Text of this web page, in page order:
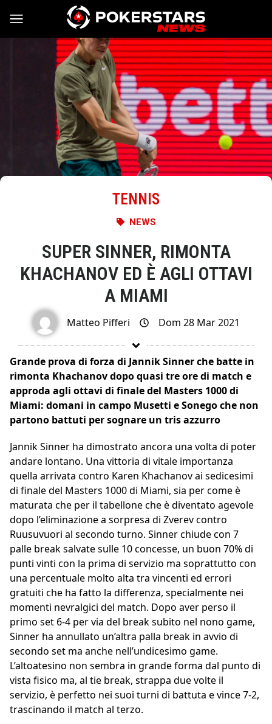
Vai al contenuto
TENNIS
NEWS
SUPER SINNER, RIMONTA
KHACHANOV ED È AGLI OTTAVI
A MIAMI
Matteo Pifferi Dom 28 Mar 2021
Grande prova di forza di Jannik Sinner che batte in
rimonta Khachanov dopo quasi tre ore di match e
approda agli ottavi di finale del Masters 1000 di
Miami: domani in campo Musetti e Sonego che non
partono battuti per sognare un tris azzurro
Jannik Sinner ha dimostrato ancora una volta di poter
andare lontano. Una vittoria di vitale importanza
quella arrivata contro Karen Khachanov ai sedicesimi
di finale del Masters 1000 di Miami, sia per come è
maturata che per il tabellone che è diventato agevole
dopo l’eliminazione a sorpresa di Zverev contro
Ruusuvuori al secondo turno. Sinner chiude con 7
palle break salvate sulle 10 concesse, un buon 70% di
punti vinti con la prima di servizio ma soprattutto con
una percentuale molto alta tra vincenti ed errori
gratuiti che ha fatto la differenza, specialmente nei
momenti nevralgici del match. Dopo aver perso il
primo set 6-4 per via del break subito nel nono game,
Sinner ha annullato un’altra palla break in avvio di
secondo set ma anche nell’undicesimo game.
L’altoatesino non sembra in grande forma dal punto di
vista fisico ma, al tie break, strappa due volte il
servizio, è perfetto nei suoi turni di battuta e vince 7-2,
trascinando il match al terzo.